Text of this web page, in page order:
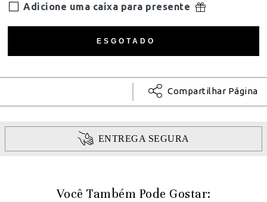
Adicione uma caixa para presente
Compartilhar Página
ENTREGA SEGURA
Você Também Pode Gostar: